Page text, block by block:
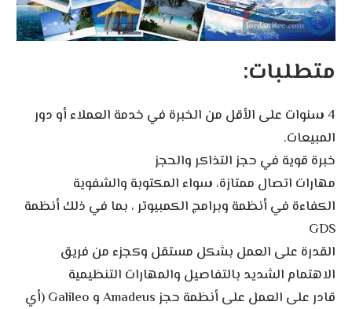
متطلبات:
4 سنوات على الأقل من الخبرة في خدمة العملاء أو دور
المبيعات.
خبرة قوية في حجز التذاكر والحجز
مهارات اتصال ممتازة، سواء المكتوبة والشفوية
الكفاءة في أنظمة وبرامج الكمبيوتر ، بما في ذلك أنظمة
GDS
القدرة على العمل بشكل مستقل وكجزء من فريق
الاهتمام الشديد بالتفاصيل والمهارات التنظيمية
قادر على العمل على أنظمة حجز Amadeus و Galileo (أي